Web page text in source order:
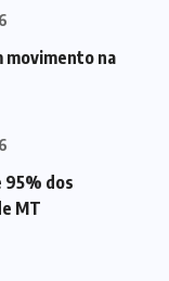
movimento na
95% dos
MT